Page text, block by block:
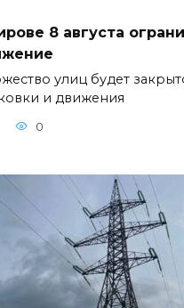
8 августа
улиц будет
и движения
0